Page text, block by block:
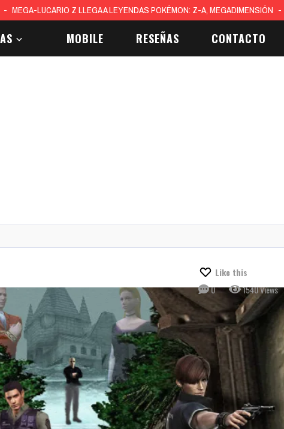
MEGA-LUCARIO Z LLEGA A LEYENDAS POKÉMON: Z-A, MEGADIMENSIÓN
MOBILE RESEÑAS CONTACTO
Like this
0
1540 Views